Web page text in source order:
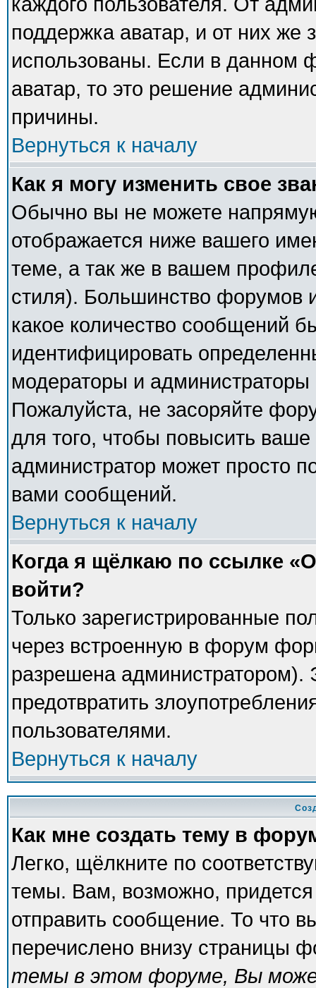
поддержка аватар, и от них же
использованы. Если в данном
аватар, то это решение
причины.
Вернуться к началу
Как я могу изменить свое
Обычно вы не можете
отображается ниже вашего
теме, а так же в вашем
стиля). Большинство форумов
какое количество сообщений
идентифицировать
модераторы и
Пожалуйста, не засоряйте
для того, чтобы повысить
администратор может просто
вами сообщений.
Вернуться к началу
Когда я щёлкаю по ссылке
войти?
Только зарегистрированные
через встроенную в форум
разрешена администратором).
предотвратить
пользователями.
Вернуться к началу
Как мне создать тему в
Легко, щёлкните по
темы. Вам, возможно, придется
отправить сообщение. То что
перечислено внизу страницы
темы в этом форуме, Вы